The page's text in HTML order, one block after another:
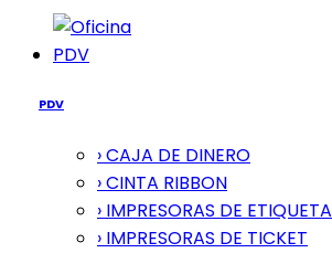
PDV
PDV
› CAJA DE DINERO
› CINTA RIBBON
› IMPRESORAS DE ETIQUETA
› IMPRESORAS DE TICKET